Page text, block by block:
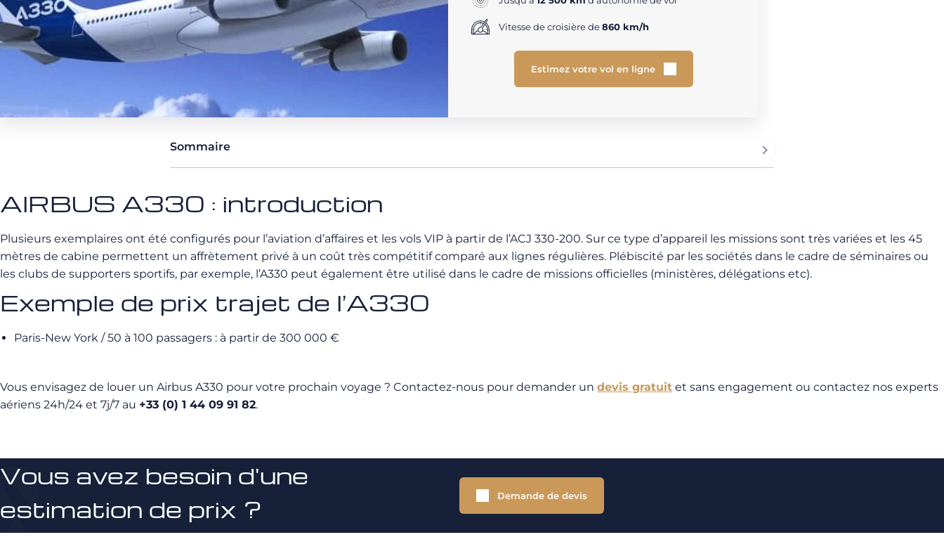
Vitesse de croisière de860 km/h
Estimez votre vol en ligne
Sommaire
AIRBUS A330 : introduction
Plusieurs exemplaires ont été configurés pour l’aviation d’affaires et les vols VIP à partir de l’ACJ 330-200. Sur ce type d’appareil les missions sont très variées et les 45
mètres de cabine permettent un affrètement privé à un coût très compétitif comparé aux lignes régulières. Plébiscité par les sociétés dans le cadre de séminaires ou
les clubs de supporters sportifs, par exemple, l’A330 peut également être utilisé dans le cadre de missions officielles (ministères, délégations etc).
Exemple de prix trajet de l’A330
Paris-New York / 50 à 100 passagers : à partir de 300 000 €
Vous envisagez de louer un Airbus A330 pour votre prochain voyage ? Contactez-nous pour demander un devis gratuit et sans engagement ou contactez nos experts
aériens 24h/24 et 7j/7 au +33 (0) 1 44 09 91 82.
Vous avez besoin d'une
estimation de prix ?
Demande de devis